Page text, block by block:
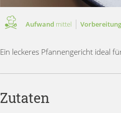
Aufwand mittel Vorbereitung
Ein leckeres Pfannengericht ideal
Zutaten